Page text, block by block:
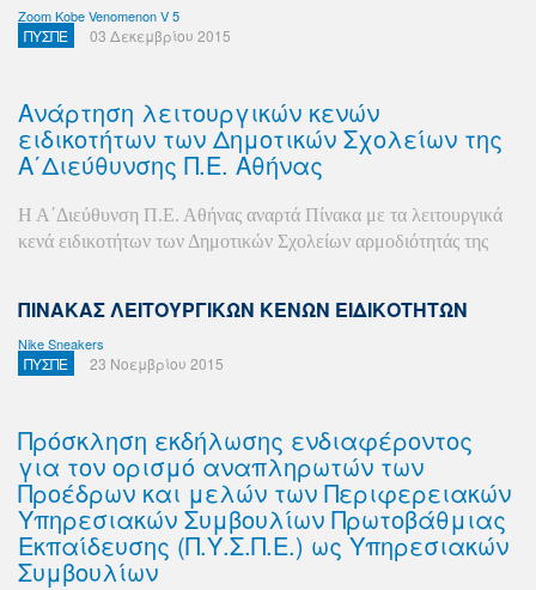
Zoom Kobe Venomenon V 5
ΠΥΣΠΕ 03 Δεκεμβρίου 2015
Ανάρτηση λειτουργικών κενών
ειδικοτήτων των Δημοτικών Σχολείων της
Α΄Διεύθυνσης Π.Ε. Αθήνας
Η Α΄Διεύθυνση Π.Ε. Αθήνας αναρτά Πίνακα με τα λειτουργικά
κενά ειδικοτήτων των Δημοτικών Σχολείων αρμοδιότητάς της
ΠΙΝΑΚΑΣ ΛΕΙΤΟΥΡΓΙΚΩΝ ΚΕΝΩΝ ΕΙΔΙΚΟΤΗΤΩΝ
Nike Sneakers
ΠΥΣΠΕ 23 Νοεμβρίου 2015
Πρόσκληση εκδήλωσης ενδιαφέροντος
για τον ορισμό αναπληρωτών των
Προέδρων και μελών των Περιφερειακών
Υπηρεσιακών Συμβουλίων Πρωτοβάθμιας
Εκπαίδευσης (Π.Υ.Σ.Π.Ε.) ως Υπηρεσιακών
Συμβουλίων